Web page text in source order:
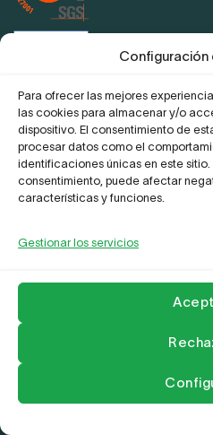
Configuración
Para ofrecer las mejores
las cookies para almacenar y/o
dispositivo. El consentimiento de
procesar datos como el
identificaciones únicas en este sitio.
consentimiento, puede afectar
características y funciones.
Gestionar los servicios
Proyecto Digitaliza Teletrabajo
Aviso legal
Copyright 2026 ©